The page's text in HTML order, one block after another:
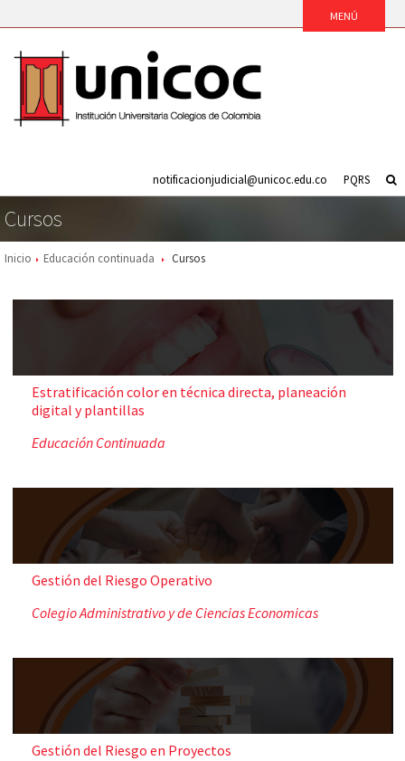
PQRS
notificacionjudicial@unicoc.edu.co
Cursos
Inicio Educación continuada Cursos
Estratificación color en técnica directa, planeación
digital y plantillas
Educación Continuada
Gestión del Riesgo Operativo
Colegio Administrativo y de Ciencias Economicas
Gestión del Riesgo en Proyectos